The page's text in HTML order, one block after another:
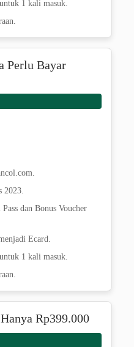
1 kali masuk.
Perlu Bayar
2023.
dan Bonus Voucher
Ecard.
1 kali masuk.
Rp399.000